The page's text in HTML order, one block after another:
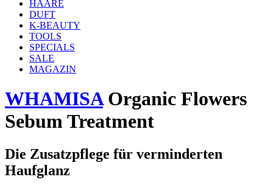
HAARE
DUFT
K-BEAUTY
TOOLS
SPECIALS
SALE
MAGAZIN
WHAMISAOrganic Flowers
Sebum Treatment
Die Zusatzpflege für verminderten
Haufglanz